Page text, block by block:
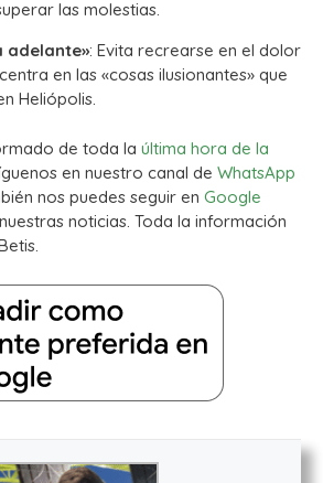
las molestias.
adelante»: Evita recrearse en el dolor
en las «cosas ilusionantes» que
Heliópolis.
de toda la última hora de la
en nuestro canal de WhatsApp
nos puedes seguir en Google
noticias. Toda la información